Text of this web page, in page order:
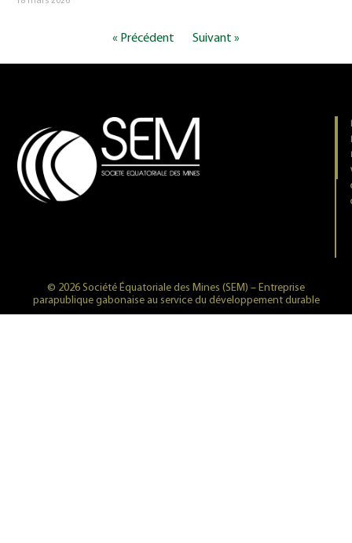
« Précédent Suivant »
© 2026 Société Équatoriale des Mines (SEM) – Entreprise
parapublique gabonaise au service du développement durable